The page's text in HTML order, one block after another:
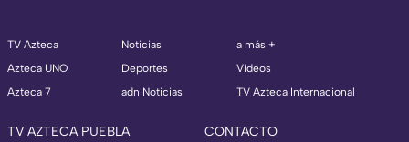
TV Azteca
Azteca UNO
Azteca 7
Noticias
Deportes
adn Noticias
a más +
Videos
TV Azteca Internacional
TV AZTECA PUEBLA CONTACTO